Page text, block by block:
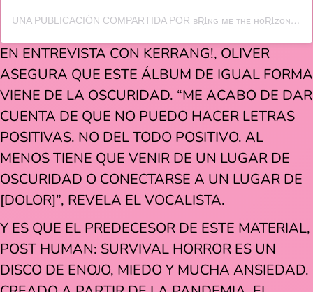
UNA PUBLICACIÓN COMPARTIDA POR ʙƦꞮɴɢ ᴍᴇ ᴛʜᴇ ʜᴏƦꞮᴢᴏɴ (@BRINGMETHEHORIZON)
EN ENTREVISTA CON KERRANG!, OLIVER
ASEGURA QUE ESTE ÁLBUM DE IGUAL FORMA
VIENE DE LA OSCURIDAD. “ME ACABO DE DAR
CUENTA DE QUE NO PUEDO HACER LETRAS
POSITIVAS. NO DEL TODO POSITIVO. AL
MENOS TIENE QUE VENIR DE UN LUGAR DE
OSCURIDAD O CONECTARSE A UN LUGAR DE
[DOLOR]”, REVELA EL VOCALISTA.
Y ES QUE EL PREDECESOR DE ESTE MATERIAL,
POST HUMAN: SURVIVAL HORROR ES UN
DISCO DE ENOJO, MIEDO Y MUCHA ANSIEDAD.